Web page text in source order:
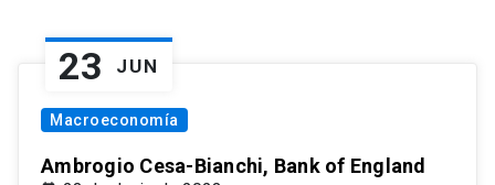
23 JUN
Macroeconomía
Ambrogio Cesa-Bianchi, Bank of England